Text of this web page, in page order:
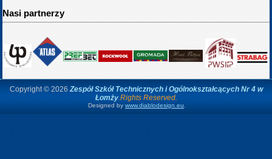
Nasi partnerzy
Copyright © 2026Zespół Szkół Technicznych i Ogólnokształcących Nr 4 w
Łomży.Rights Reserved.
Designed bywww.diablodesign.eu.